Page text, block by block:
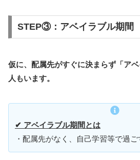
STEP③：アベイラブル期間
仮に、配属先がすぐに決まらず「ア
人もいます。
✔ アベイラブル期間とは
・配属先がなく、自己学習等で過ご